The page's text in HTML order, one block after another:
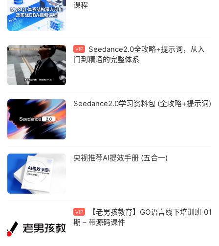
课程
VIP
Seedance2.0全攻略+提示词，从入
门到精通的完整体系
Seedance2.0学习资料包 (全攻略+提示词)
央视推荐AI提效手册 (五合一)
VIP
【老男孩教育】GO语言线下培训班 01
期 – 带源码课件